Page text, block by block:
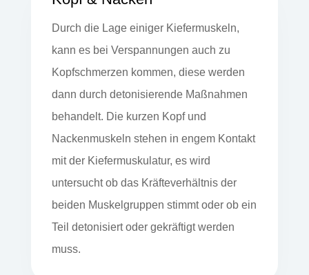
Durch die Lage einiger Kiefermuskeln,
kann es bei Verspannungen auch zu
Kopfschmerzen kommen, diese werden
dann durch detonisierende Maßnahmen
behandelt. Die kurzen Kopf und
Nackenmuskeln stehen in engem Kontakt
mit der Kiefermuskulatur, es wird
untersucht ob das Kräfteverhältnis der
beiden Muskelgruppen stimmt oder ob ein
Teil detonisiert oder gekräftigt werden
muss.